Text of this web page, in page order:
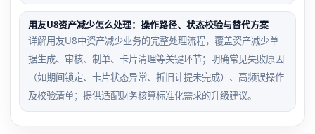
用友U8资产减少怎么处理：操作路径、状态校验与替代方案
详解用友U8中资产减少业务的完整处理流程，覆盖资产减少单
据生成、审核、制单、卡片清理等关键环节；明确常见失败原因
（如期间锁定、卡片状态异常、折旧计提未完成）、高频误操作
及校验清单；提供适配财务核算标准化需求的升级建议。